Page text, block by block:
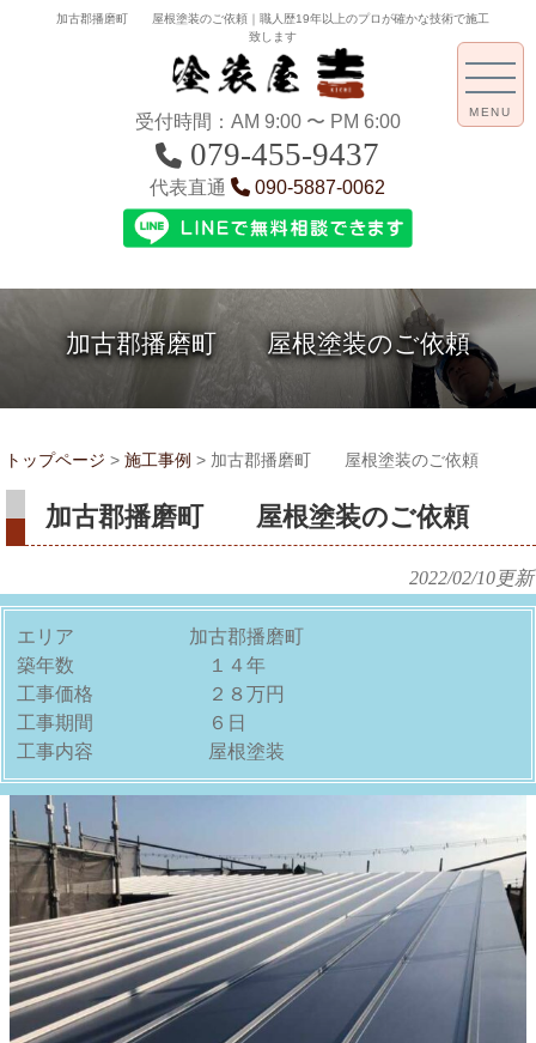
加古郡播磨町 屋根塗装のご依頼｜職人歴19年以上のプロが確かな技術で施工
致します
受付時間：AM 9:00 〜 PM 6:00
079-455-9437
代表直通 090-5887-0062
加古郡播磨町 屋根塗装のご依頼
MENU
トップページ > 施工事例 > 加古郡播磨町 屋根塗装のご依頼
加古郡播磨町 屋根塗装のご依頼
2022/02/10更新
エリア 加古郡播磨町
築年数 １４年
工事価格 ２８万円
工事期間 ６日
工事内容 屋根塗装